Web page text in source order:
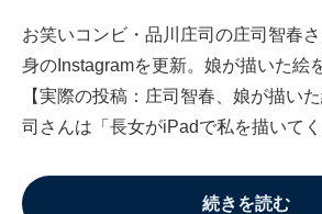
お笑いコンビ・品川庄司の庄司智春
身のInstagramを更新。娘が描いた絵
【実際の投稿：庄司智春、娘が描い
司さんは「長女がiPadで私を描いて
続きを読む